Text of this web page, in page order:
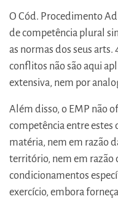
O Cód. Procedimento
de competência plural
as normas dos seus arts.
conflitos não são aqui
extensiva, nem por
Além disso, o EMP não
competência entre estes
matéria, nem em razão
território, nem em razão
condicionamentos
exercício, embora